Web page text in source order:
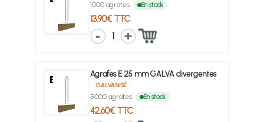
1000 agrafes En stock
13.90€ TTC
1
Agrafes E 25 mm GALVA divergentes
GALVANISÉ
5000 agrafes En stock
42.60€ TTC